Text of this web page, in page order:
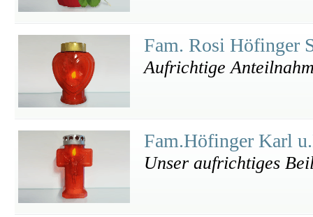
Fam. Rosi Höfinger
Aufrichtige
Fam.Höfinger Karl
Unser aufrichtiges